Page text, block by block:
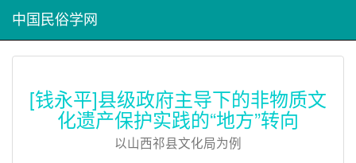
中国民俗学网
[钱永平]县级政府主导下的非物质文
化遗产保护实践的“地方”转向
以山西祁县文化局为例